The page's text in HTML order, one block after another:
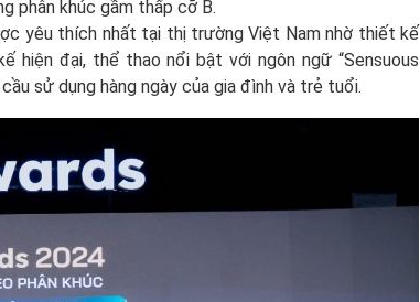
phân khúc gầm thấp cỡ B.
yêu thích nhất tại thị trường Việt Nam nhờ thiết kế
hiện đại, thể thao nổi bật với ngôn ngữ “Sensuous
sử dụng hàng ngày của gia đình và trẻ tuổi.